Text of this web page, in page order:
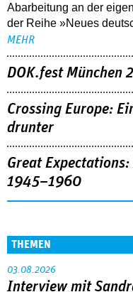
Abarbeitung an der
der Reihe »Neues
MEHR
DOK.fest München
Crossing Europe:
drunter
Great
1945–1960
THEMEN
03.08.2026
Interview mit